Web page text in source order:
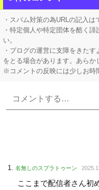
【衝撃】 「かわいい虫」
・スパム対策の為URLの記入は
・特定個人や特定団体を酷く
い。
・ブログの運営に支障をきた
をとる場合があります。あらか
※コメントの反映には少しお時
名無しのスプラトゥーン
ここまで配信者さん初